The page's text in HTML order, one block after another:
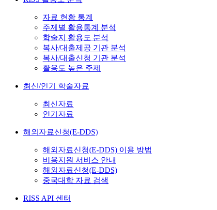
자료 현황 통계
주제별 활용통계 분석
학술지 활용도 분석
복사/대출제공 기관 분석
복사/대출신청 기관 분석
활용도 높은 주제
최신/인기 학술자료
최신자료
인기자료
해외자료신청(E-DDS)
해외자료신청(E-DDS) 이용 방법
비용지원 서비스 안내
해외자료신청(E-DDS)
중국대학 자료 검색
RISS API 센터